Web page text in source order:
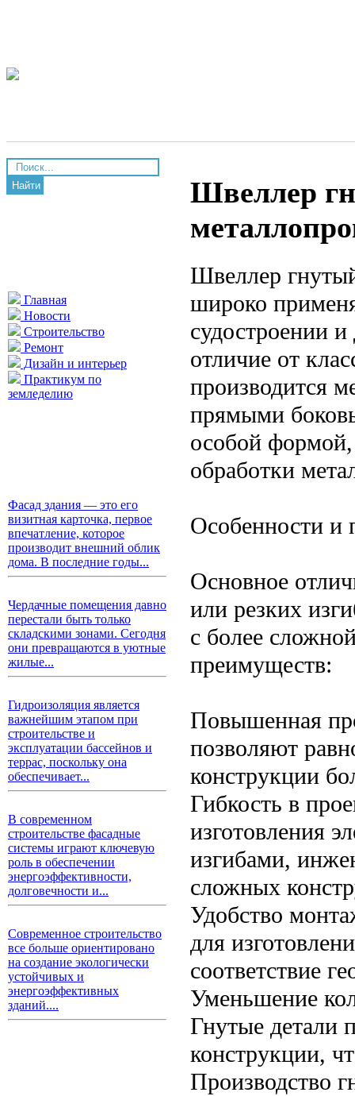
Найти
Главная
Новости
Строительство
Ремонт
Дизайн и интерьер
Практикум по
земледелию
Фасад здания — это его
визитная карточка, первое
впечатление, которое
производит внешний облик
дома. В последние годы...
Чердачные помещения давно
перестали быть только
складскими зонами. Сегодня
они превращаются в уютные
жилые...
Гидроизоляция является
важнейшим этапом при
строительстве и
эксплуатации бассейнов и
террас, поскольку она
обеспечивает...
В современном
строительстве фасадные
системы играют ключевую
роль в обеспечении
энергоэффективности,
долговечности и...
Современное строительство
все больше ориентировано
на создание экологически
устойчивых и
энергоэффективных
зданий....
Швеллер
Швеллер
широко
судостроении
отличие от
производится
прямыми
особой формой,
обработки
Особенности и
Основное
или резких
с более
преимуществ:
Повышенная
позволяют
конструкции
Гибкость в
изготовления
изгибами,
сложных
Удобство
для
соответствие
Уменьшение
Гнутые детали
конструкции,
Производство